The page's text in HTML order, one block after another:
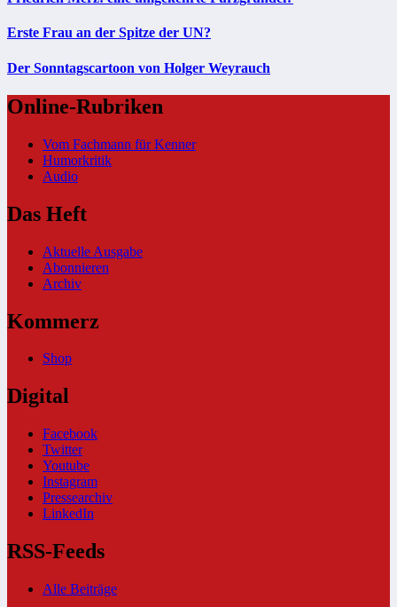
Erste Frau an der Spitze der UN?
Der Sonntagscartoon von Holger Weyrauch
Online-Rubriken
Vom Fachmann für Kenner
Humorkritik
Audio
Das Heft
Aktuelle Ausgabe
Abonnieren
Archiv
Kommerz
Shop
Digital
Facebook
Twitter
Youtube
Instagram
Pressearchiv
LinkedIn
RSS-Feeds
Alle Beiträge